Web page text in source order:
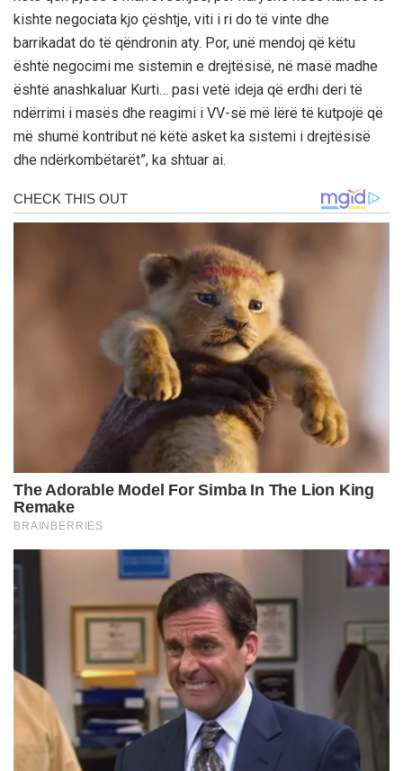
kishte negociata kjo çështje, viti i ri do të vinte dhe
barrikadat do të qëndronin aty. Por, unë mendoj që këtu
është negocimi me sistemin e drejtësisë, në masë madhe
është anashkaluar Kurti… pasi vetë ideja që erdhi deri të
ndërrimi i masës dhe reagimi i VV-së më lërë të kutpojë që
më shumë kontribut në këtë asket ka sistemi i drejtësisë
dhe ndërkombëtarët”, ka shtuar ai.